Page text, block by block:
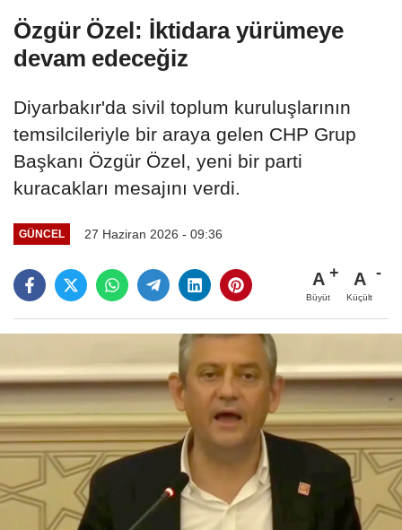
Özgür Özel: İktidara yürümeye
devam edeceğiz
Diyarbakır'da sivil toplum kuruluşlarının
temsilcileriyle bir araya gelen CHP Grup
Başkanı Özgür Özel, yeni bir parti
kuracakları mesajını verdi.
GÜNCEL 27 Haziran 2026 - 09:36
A
Büyüt
A
Küçült